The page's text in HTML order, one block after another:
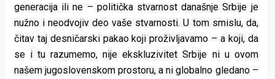
generacija ili ne – politička stvarnost današnje Srbije je
nužno i neodvojiv deo vaše stvarnosti. U tom smislu, da,
čitav taj desničarski pakao koji proživljavamo – a koji, da
se i tu razumemo, nije ekskluzivitet Srbije ni u ovom
našem jugoslovenskom prostoru, a ni globalno gledano –